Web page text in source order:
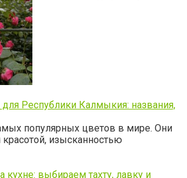
Республики Калмыкия: названия,
популярных цветов в мире. Они
изысканностью
кухне: выбираем тахту, лавку и